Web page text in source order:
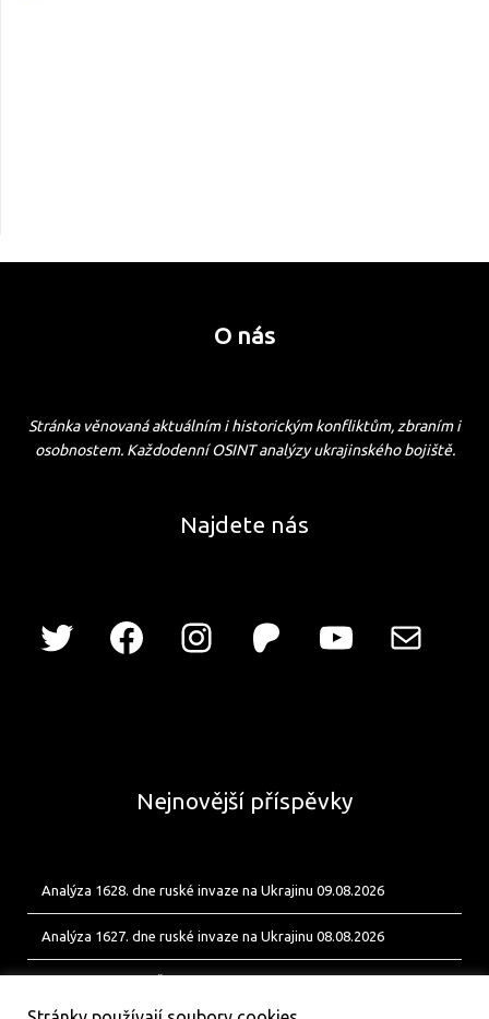
O nás
Stránka věnovaná aktuálním i historickým konfliktům, zbraním i
osobnostem. Každodenní OSINT analýzy ukrajinského bojiště.
Najdete nás
Nejnovější příspěvky
Analýza 1628. dne ruské invaze na Ukrajinu 09.08.2026
Analýza 1627. dne ruské invaze na Ukrajinu 08.08.2026